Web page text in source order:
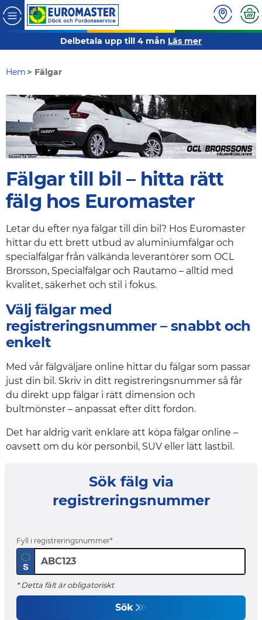
Delbetala upp till 4 mån Läs mer
Hem Fälgar
Fälgar till bil – hitta rätt
fälg hos Euromaster
Letar du efter nya fälgar till din bil? Hos Euromaster
hittar du ett brett utbud av aluminiumfälgar och
specialfälgar från välkända leverantörer som OCL
Brorsson, Specialfälgar och Rautamo – alltid med
kvalitet, säkerhet och stil i fokus.
Välj fälgar med
registreringsnummer – snabbt och
enkelt
Med vår fälgväljare online hittar du fälgar som passar
just din bil. Skriv in ditt registreringsnummer så får
du direkt upp fälgar i rätt dimension och
bultmönster – anpassat efter ditt fordon.
Det har aldrig varit enklare att köpa fälgar online –
oavsett om du kör personbil, SUV eller lätt lastbil.
Sök fälg via
registreringsnummer
Fyll i registreringsnummer
* Detta fält är obligatoriskt
Sök